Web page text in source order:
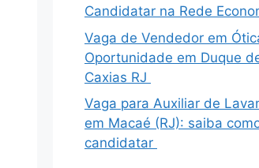
Candidatar na Rede
Vaga de Vendedor em
Oportunidade em Duque
Caxias RJ
Vaga para Auxiliar de
em Macaé (RJ): saiba
candidatar